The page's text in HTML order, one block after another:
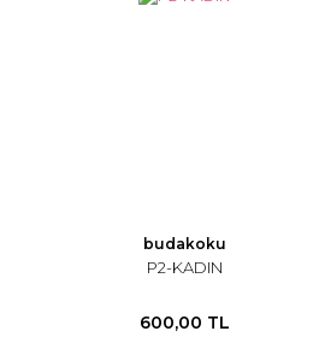
budakoku
P2-KADIN
600,00 TL